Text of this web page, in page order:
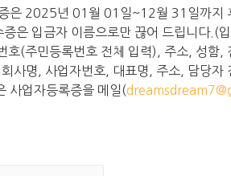
은 2025년 01월 01일~12월 31일까지
은 입금자 이름으로만 끊어 드립니다.(
(주민등록번호 전체 입력), 주소, 성함,
사명, 사업자번호, 대표명, 주소, 담당자
사업자등록증을 메일(